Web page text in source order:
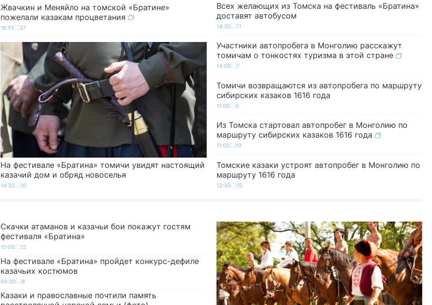
Жвачкин и Меняйло на томской «Братине»
пожелали казакам процветания
16:51 37
На фестивале «Братина» томичи увидят настоящий
казачий дом и обряд новоселья
14:32 10
Всех желающих из Томска на фестиваль «Братина»
доставят автобусом
14:30 11
Участники автопробега в Монголию расскажут
томичам о тонкостях туризма в этой стране
14:00 7
Томичи возвращаются из автопробега по маршруту
сибирских казаков 1616 года
11:00 5
Из Томска стартовал автопробег в Монголию по
маршруту сибирских казаков 1616 года
11:05 10
Томские казаки устроят автопробег в Монголию по
маршруту 1616 года
12:30 15
Скачки атаманов и казачьи бои покажут гостям
фестиваля «Братина»
10:00 12
На фестивале «Братина» пройдет конкурс-дефиле
казачьих костюмов
09:30 9
Казаки и православные почтили память